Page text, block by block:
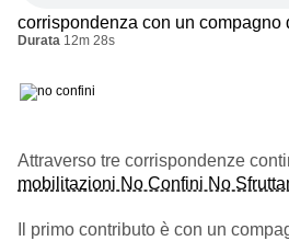
corrispondenza con un compagno
Durata 12m 28s
Attraverso tre corrispondenze
mobilitazioni No Confini No
Il primo contributo è con un